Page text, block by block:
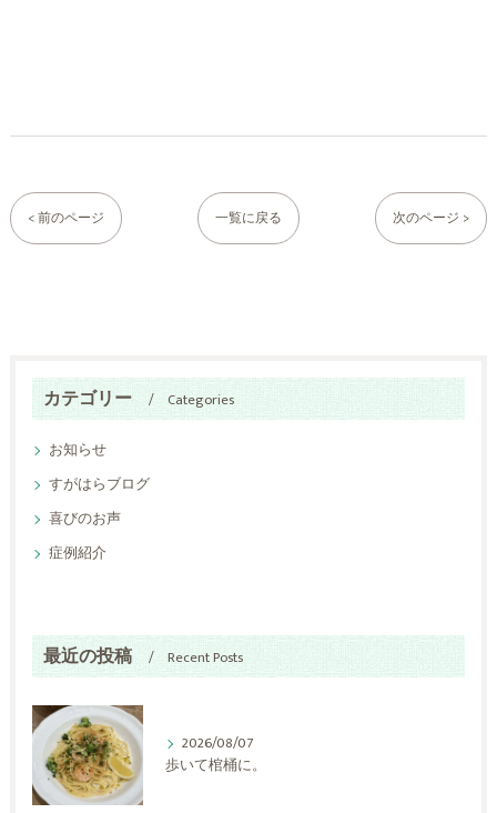
< 前のページ 一覧に戻る 次のページ >
カテゴリー Categories
お知らせ
すがはらブログ
喜びのお声
症例紹介
最近の投稿 Recent Posts
2026/08/07
歩いて棺桶に。